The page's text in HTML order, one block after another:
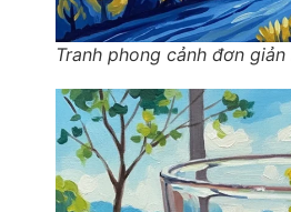
Tranh phong cảnh đơn